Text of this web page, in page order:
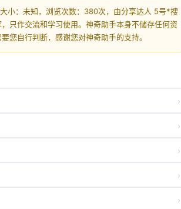
小：未知，浏览次数：380次，由分享达人 5号*搜
只作交流和学习使用。神奇助手本身不储存任何资
您自行判断，感谢您对神奇助手的支持。
›
›
›
›
›